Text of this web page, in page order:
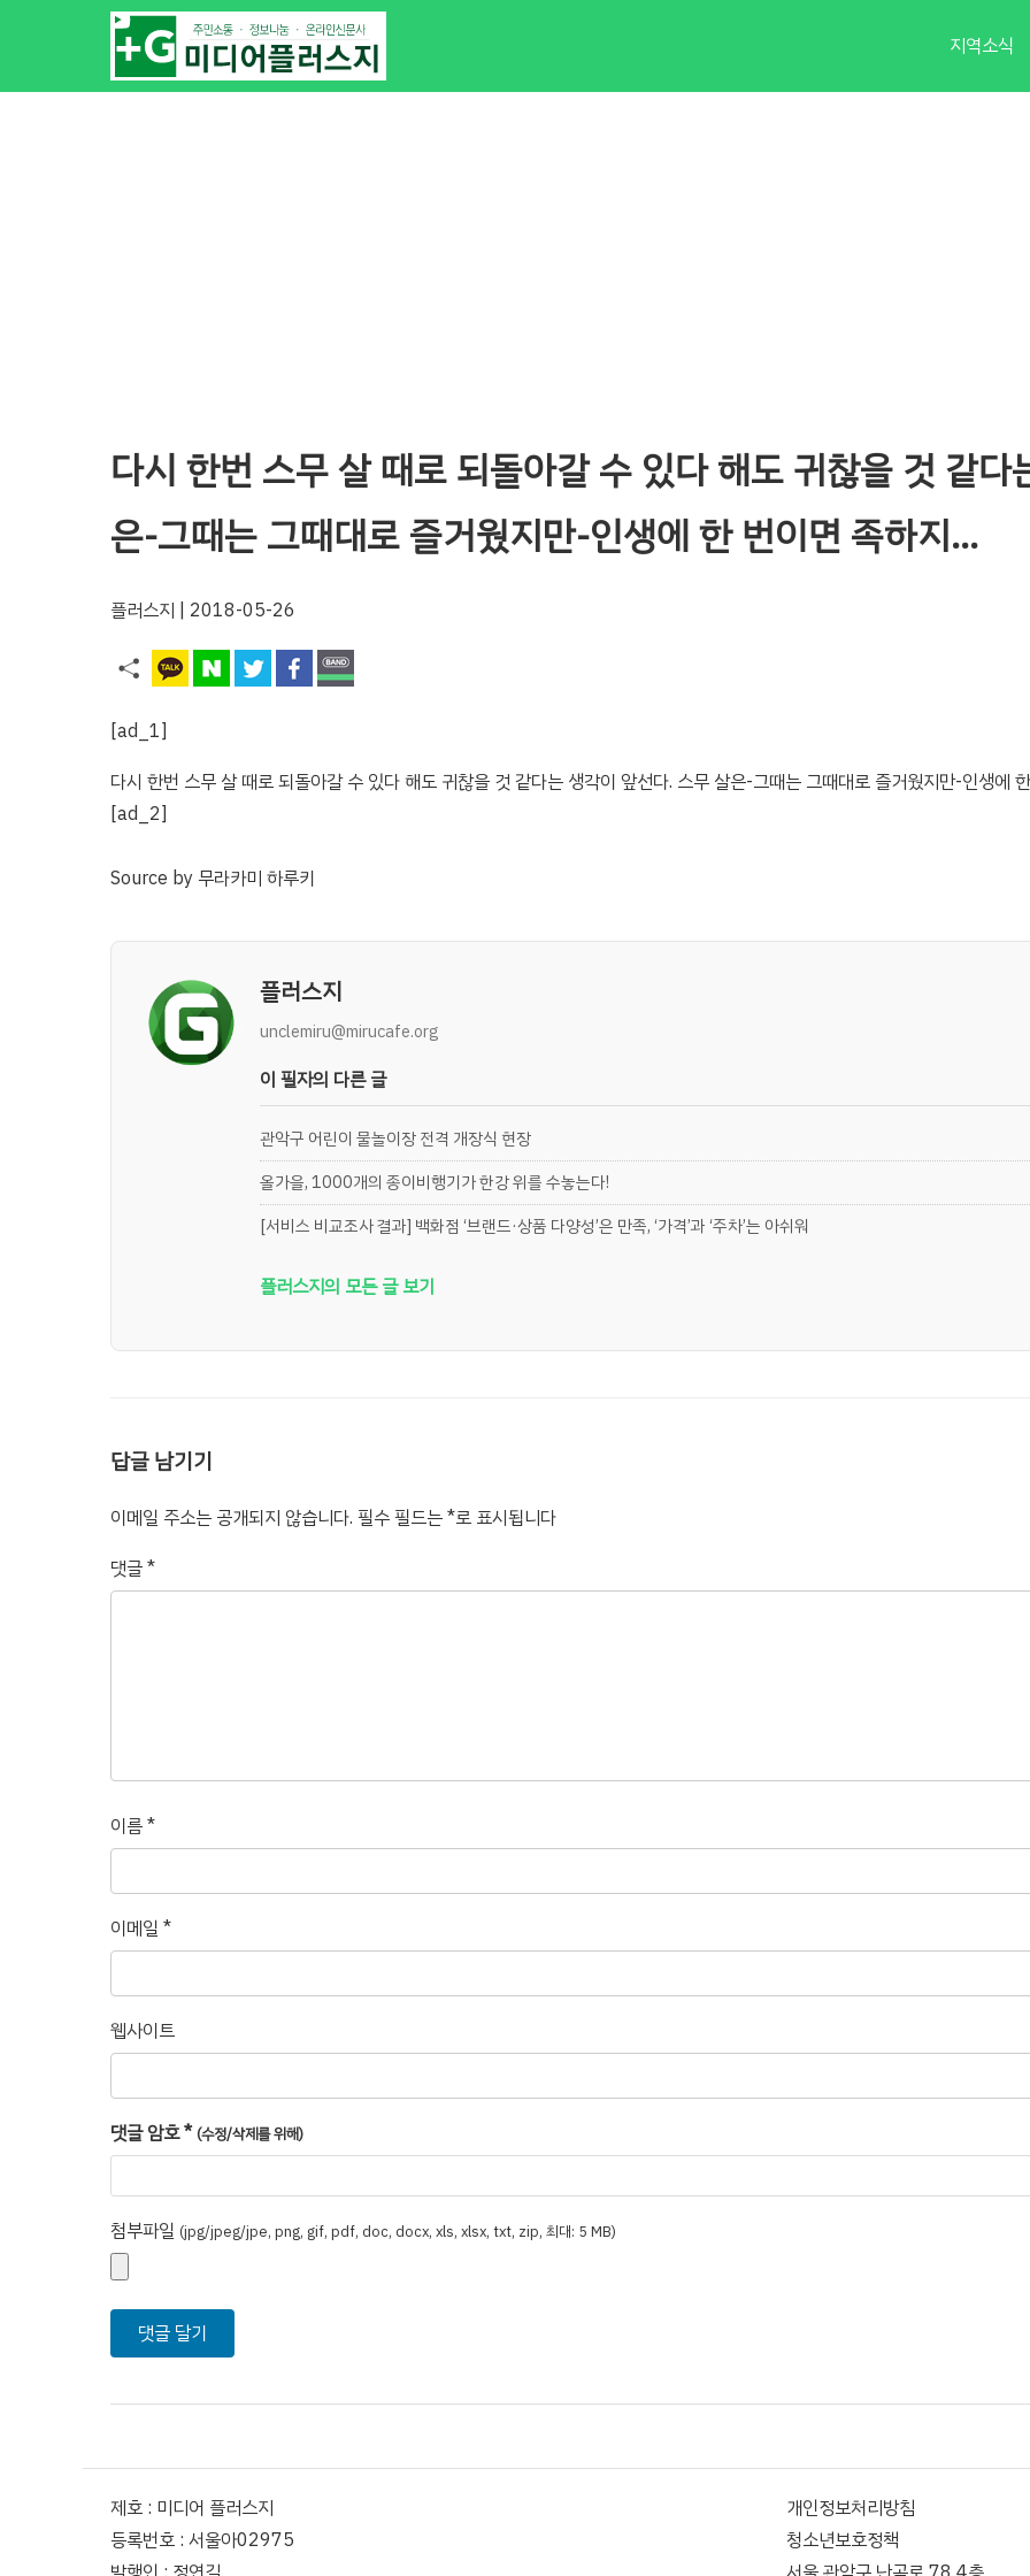
지역소식
다시 한번 스무 살 때로 되돌아갈 수 있다 해도 귀찮을 것 같
은-그때는 그때대로 즐거웠지만-인생에 한 번이면 족하지…
플러스지 | 2018-05-26
[ad_1]
다시 한번 스무 살 때로 되돌아갈 수 있다 해도 귀찮을 것 같다는 생각이 앞선다. 스무 살은-그때는 그때대로 즐거웠지만-인생에
[ad_2]
Source by 무라카미 하루키
플러스지
unclemiru@mirucafe.org
이 필자의 다른 글
관악구 어린이 물놀이장 전격 개장식 현장
올가을, 1000개의 종이비행기가 한강 위를 수놓는다!
[서비스 비교조사 결과] 백화점 ‘브랜드·상품 다양성’은 만족, ‘가격’과 ‘주차’는 아쉬워
플러스지의 모든 글 보기
답글 남기기
이메일 주소는 공개되지 않습니다. 필수 필드는*로 표시됩니다
댓글*
이름*
이메일 *
웹사이트
댓글 암호* (수정/삭제를 위해)
첨부파일 (jpg/jpeg/jpe, png, gif, pdf, doc, docx, xls, xlsx, txt, zip, 최대: 5 MB)
제호 : 미디어 플러스지
등록번호 : 서울아02975
개인정보처리방침
청소년보호정책